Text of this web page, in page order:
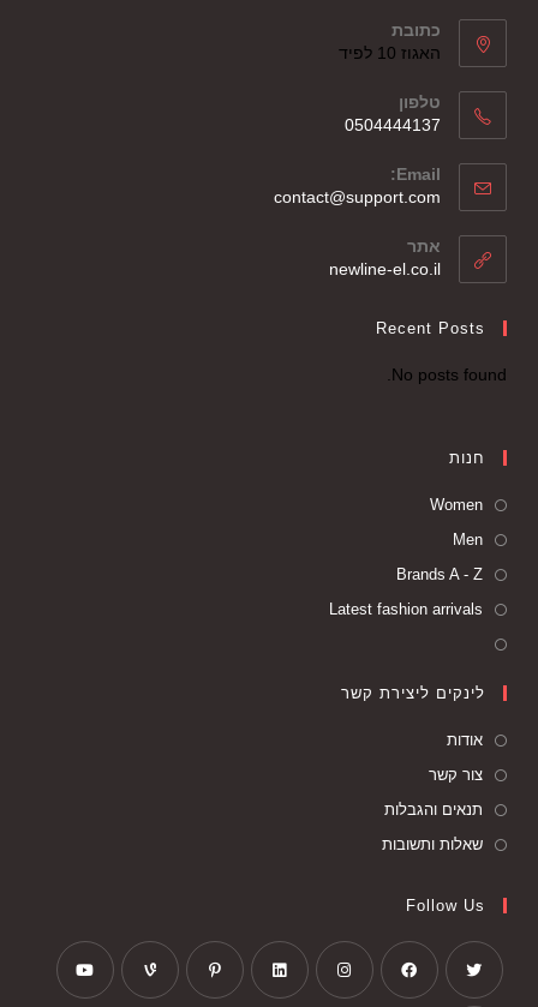
כתובת
האגוז 10 לפיד
טלפון
0504444137
Email:
contact@support.com
אתר
newline-el.co.il
Recent Posts
No posts found.
חנות
Women
Men
Brands A - Z
Latest fashion arrivals
לינקים ליצירת קשר
אודות
צור קשר
תנאים והגבלות
שאלות ותשובות
Follow Us